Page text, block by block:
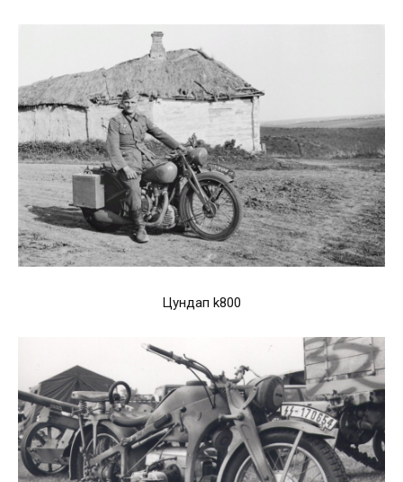
Цундап k800